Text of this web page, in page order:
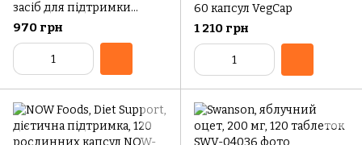
засіб для підтримки
здоровʼя ШКТ, 1000 мг, 180
таблеток (1000 мг у
кожній таблетці)
970 грн
60 капсул VegCap
1 210 грн